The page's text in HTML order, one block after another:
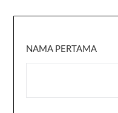
NAMA PERTAMA